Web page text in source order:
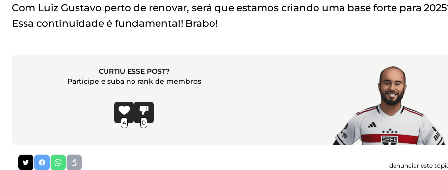
Com Luiz Gustavo perto de renovar, será que estamos criando uma base forte para
Essa continuidade é fundamental! Brabo!
CURTIU ESSE POST?
Participe e suba no rank de membros
4 0
denunciar este